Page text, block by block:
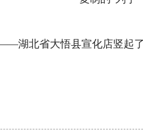
北省大悟县宣化店竖起